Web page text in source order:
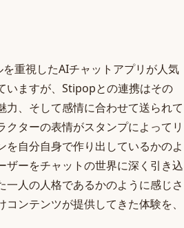
重視したAIチャットアプリが人気
いますが、Stipopとの連携はその
、そして感情に合わせて送られて
ターの表情がスタンプによってリ
自分自身で作り出しているかのよ
ザーをチャットの世界に深く引き込
人の人格であるかのように感じさ
ンテンツが提供してきた体験を、